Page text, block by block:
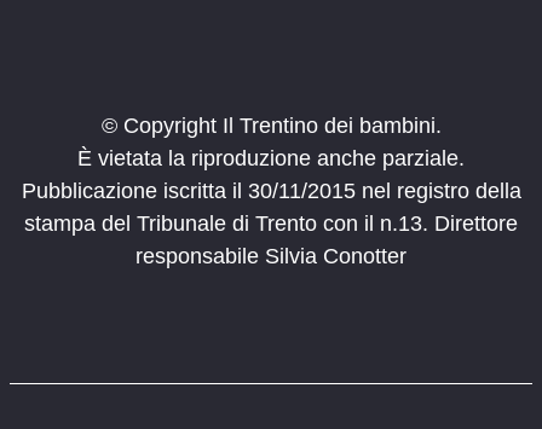
© Copyright Il Trentino dei bambini.
È vietata la riproduzione anche parziale.
Pubblicazione iscritta il 30/11/2015 nel registro della
stampa del Tribunale di Trento con il n.13. Direttore
responsabile Silvia Conotter